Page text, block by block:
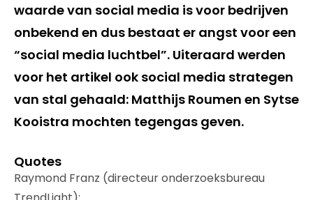
waarde van social media is voor bedrijven
onbekend en dus bestaat er angst voor een
“social media luchtbel”. Uiteraard werden
voor het artikel ook social media strategen
van stal gehaald: Matthijs Roumen en Sytse
Kooistra mochten tegengas geven.
Quotes
Raymond Franz (directeur onderzoeksbureau